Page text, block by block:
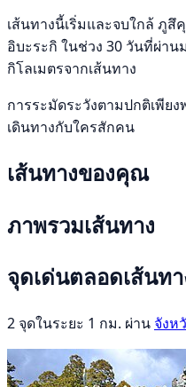
เส้นทางนี้เริ่มและจบใกล้ ภูสึ
อิบะระกิ ในช่วง 30 วันที่ผ่า
กิโลเมตรจากเส้นทาง
การระมัดระวังตามปกติเพีย
เดินทางกับใครสักคน
เส้นทางของคุณ
ภาพรวมเส้นทาง
จุดเด่นตลอดเส้นท
2 จุดในระยะ 1 กม. ผ่าน จังห